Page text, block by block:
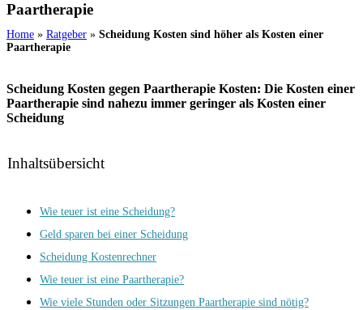
Paartherapie
Home » Ratgeber » Scheidung Kosten sind höher als Kosten einer
Paartherapie
Scheidung Kosten gegen Paartherapie Kosten: Die Kosten einer
Paartherapie sind nahezu immer geringer als Kosten einer
Scheidung
Inhaltsübersicht
Wie teuer ist eine Scheidung?
Geld sparen bei einer Scheidung
Scheidung Kostenrechner
Wie teuer ist eine Paartherapie?
Wie viele Stunden oder Sitzungen Paartherapie sind nötig?